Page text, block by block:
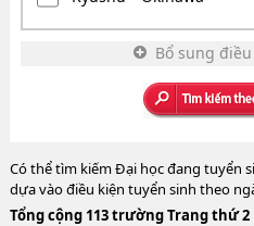
Bổ sung
Có thể tìm kiếm Đại học đang tuyển
dựa vào điều kiện tuyển sinh theo
Tổng cộng 113 trường Trang thứ 2